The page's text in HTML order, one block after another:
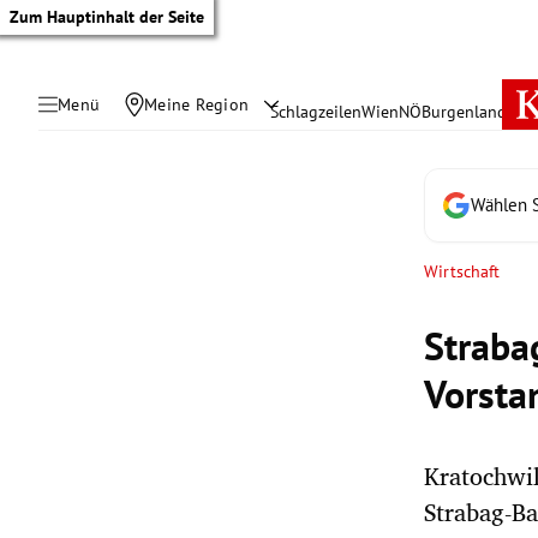
Zum Hauptinhalt der Seite
Menü Meine Region SchlagzeilenWienNÖBurgenland
Wählen
Wirtschaft
Strabag-